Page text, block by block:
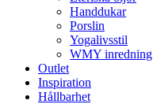
Handdukar
Porslin
Yogalivsstil
WMY inredning
Outlet
Inspiration
Hållbarhet